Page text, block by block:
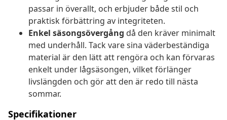
passar in överallt, och erbjuder både stil och
praktisk förbättring av integriteten.
Enkel säsongsövergång då den kräver minimalt
med underhåll. Tack vare sina väderbeständiga
material är den lätt att rengöra och kan förvaras
enkelt under lågsäsongen, vilket förlänger
livslängden och gör att den är redo till nästa
sommar.
Specifikationer